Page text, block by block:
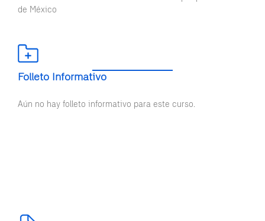
de México
Folleto Informativo
Aún no hay folleto informativo para este curso.